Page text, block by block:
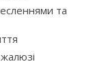
та